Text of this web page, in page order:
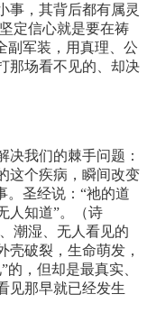
事，其背后都有属灵
定信心就是要在祷
副军装，用真理、公
那场看不见的、却决
决我们的棘手问题：
这个疾病，瞬间改变
。圣经说：“祂的道
人知道”。（诗
潮湿、无人看见的
壳破裂，生命萌发，
，但却是最真实、
见那早就已经发生